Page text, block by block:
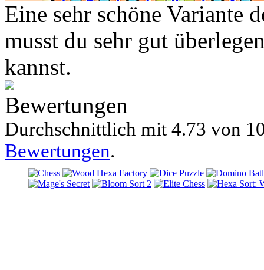
Eine sehr schöne Variante
musst du sehr gut
kannst.
Bewertungen
Durchschnittlich mit 4.73 von
Bewertungen.